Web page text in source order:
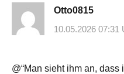
Otto0815
10.05.2026 07:31
@“Man sieht ihm an,